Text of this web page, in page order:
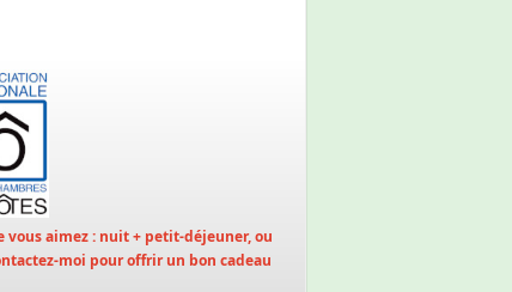
aimez : nuit + petit-déjeuner, ou
moi pour offrir un bon cadeau